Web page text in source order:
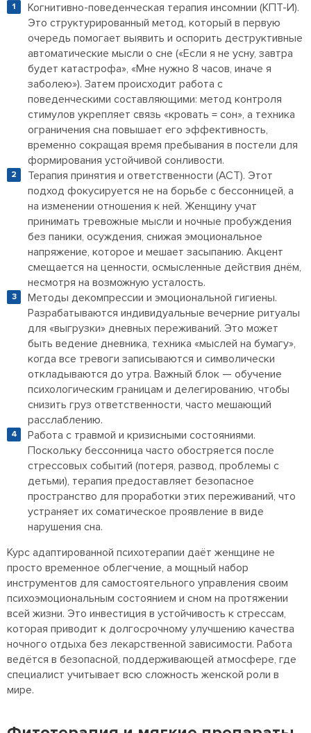
Когнитивно-поведенческая терапия инсомнии (КПТ-И).
Это структурированный метод, который в первую
очередь помогает выявить и оспорить деструктивные
автоматические мысли о сне («Если я не усну, завтра
будет катастрофа», «Мне нужно 8 часов, иначе я
заболею»). Затем происходит работа с
поведенческими составляющими: метод контроля
стимулов укрепляет связь «кровать = сон», а техника
ограничения сна повышает его эффективность,
временно сокращая время пребывания в постели для
формирования устойчивой сонливости.
Терапия принятия и ответственности (ACT). Этот
подход фокусируется не на борьбе с бессонницей, а
на изменении отношения к ней. Женщину учат
принимать тревожные мысли и ночные пробуждения
без паники, осуждения, снижая эмоциональное
напряжение, которое и мешает засыпанию. Акцент
смещается на ценности, осмысленные действия днём,
несмотря на возможную усталость.
Методы декомпрессии и эмоциональной гигиены.
Разрабатываются индивидуальные вечерние ритуалы
для «выгрузки» дневных переживаний. Это может
быть ведение дневника, техника «мыслей на бумагу»,
когда все тревоги записываются и символически
откладываются до утра. Важный блок — обучение
психологическим границам и делегированию, чтобы
снизить груз ответственности, часто мешающий
расслаблению.
Работа с травмой и кризисными состояниями.
Поскольку бессонница часто обостряется после
стрессовых событий (потеря, развод, проблемы с
детьми), терапия предоставляет безопасное
пространство для проработки этих переживаний, что
устраняет их соматическое проявление в виде
нарушения сна.
Курс адаптированной психотерапии даёт женщине не
просто временное облегчение, а мощный набор
инструментов для самостоятельного управления своим
психоэмоциональным состоянием и сном на протяжении
всей жизни. Это инвестиция в устойчивость к стрессам,
которая приводит к долгосрочному улучшению качества
ночного отдыха без лекарственной зависимости. Работа
ведётся в безопасной, поддерживающей атмосфере, где
специалист учитывает всю сложность женской роли в
мире.